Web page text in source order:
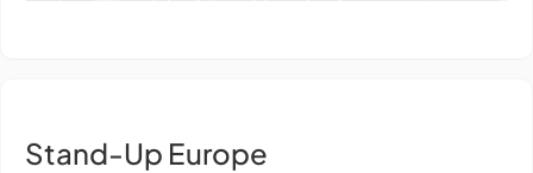
Stand-Up Europe